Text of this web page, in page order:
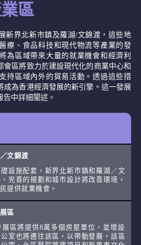
區
新界北新市鎮及羅湖/文錦渡，這些地
療、食品科技和現代物流等產業的發
為區域帶來大量的就業機會和經濟利
會區將致力於建設現代化的商業中心和
持區域內外的貿易活動。透過這些措
成為香港經濟發展的新引擎。這一發展
中詳細闡述。
文錦渡
設施配套，新界北新市鎮和羅湖／文
完善的規劃和城市設計將改善環境，
提供就業機會。
區
區將提供8萬多個房屋單位，並增設
室也將遷往該區，以帶動發展。該區